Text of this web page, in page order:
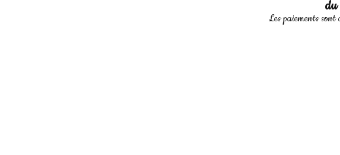
du
Les paiements sont